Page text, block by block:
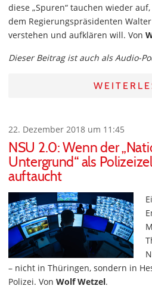
diese „Spuren“ tauchen wieder
dem Regierungspräsidenten
verstehen und aufklären will. Von
Dieser Beitrag ist auch als Audio-
22. Dezember 2018 um 11:45
NSU 2.0: Wenn der
Untergrund“ als
auftaucht
– nicht in Thüringen, sondern in
Polizei. Von Wolf Wetzel.